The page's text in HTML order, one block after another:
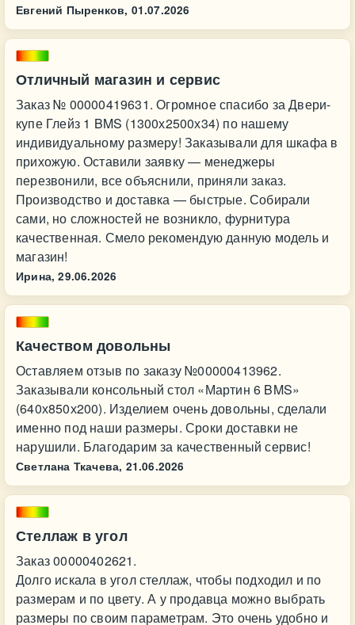
Евгений Пыренков, 01.07.2026
Отличный магазин и сервис
Заказ № 00000419631. Огромное спасибо за Двери-
купе Глейз 1 BMS (1300х2500х34) по нашему
индивидуальному размеру! Заказывали для шкафа в
прихожую. Оставили заявку — менеджеры
перезвонили, все объяснили, приняли заказ.
Производство и доставка — быстрые. Собирали
сами, но сложностей не возникло, фурнитура
качественная. Смело рекомендую данную модель и
магазин!
Ирина, 29.06.2026
Качеством довольны
Оставляем отзыв по заказу №00000413962.
Заказывали консольный стол «Мартин 6 BMS»
(640х850х200). Изделием очень довольны, сделали
именно под наши размеры. Сроки доставки не
нарушили. Благодарим за качественный сервис!
Светлана Ткачева, 21.06.2026
Стеллаж в угол
Заказ 00000402621.
Долго искала в угол стеллаж, чтобы подходил и по
размерам и по цвету. А у продавца можно выбрать
размеры по своим параметрам. Это очень удобно и